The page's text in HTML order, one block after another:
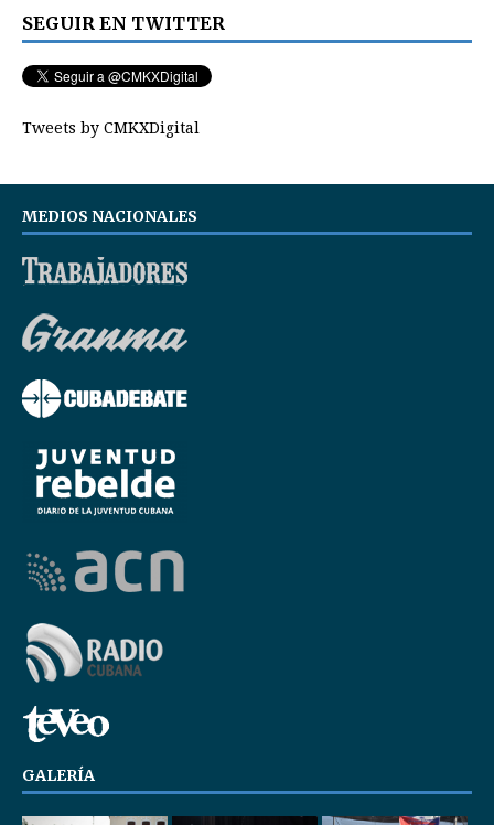
SEGUIR EN TWITTER
Tweets by CMKXDigital
MEDIOS NACIONALES
GALERÍA